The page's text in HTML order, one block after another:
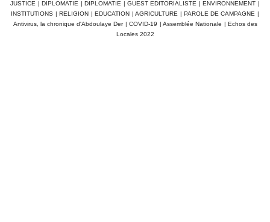
JUSTICE | DIPLOMATIE | DIPLOMATIE | GUEST EDITORIALISTE | ENVIRONNEMENT |
INSTITUTIONS | RELIGION | EDUCATION | AGRICULTURE | PAROLE DE CAMPAGNE |
Antivirus, la chronique d'Abdoulaye Der | COVID-19 | Assemblée Nationale | Echos des
Locales 2022